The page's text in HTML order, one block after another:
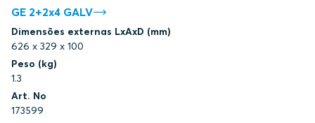
GE 2+2x4 GALV
Dimensões externas LxAxD (mm)
626 x 329 x 100
Peso (kg)
1.3
Art. No
173599